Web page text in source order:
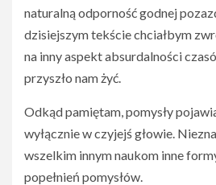
naturalną odporność godnej
dzisiejszym tekście chciałbym
na inny aspekt absurdalności
przyszło nam żyć.
Odkąd pamiętam, pomysły
wyłącznie w czyjejś głowie.
wszelkim innym naukom inne
popełnień pomysłów.